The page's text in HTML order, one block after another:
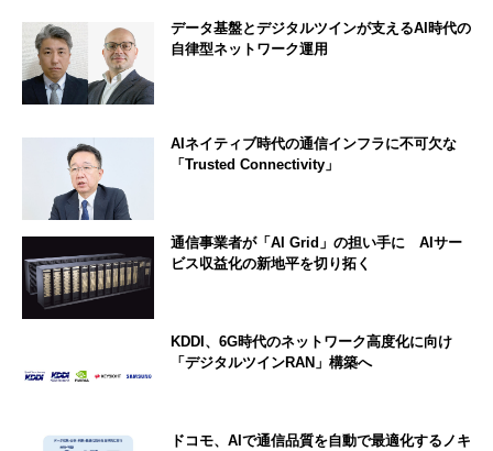
データ基盤とデジタルツインが支えるAI時代の
自律型ネットワーク運用
AIネイティブ時代の通信インフラに不可欠な
「Trusted Connectivity」
通信事業者が「AI Grid」の担い手に AIサー
ビス収益化の新地平を切り拓く
KDDI、6G時代のネットワーク高度化に向け
「デジタルツインRAN」構築へ
ドコモ、AIで通信品質を自動で最適化するノキ